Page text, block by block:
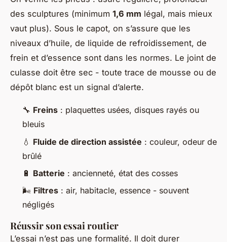
des sculptures (minimum 1,6 mm légal, mais mieux
vaut plus). Sous le capot, on s’assure que les
niveaux d’huile, de liquide de refroidissement, de
frein et d’essence sont dans les normes. Le joint de
culasse doit être sec - toute trace de mousse ou de
dépôt blanc est un signal d’alerte.
🔧 Freins : plaquettes usées, disques rayés ou
bleuis
💧 Fluide de direction assistée : couleur, odeur de
brûlé
🔋 Batterie : ancienneté, état des cosses
🌬️ Filtres : air, habitacle, essence - souvent
négligés
Réussir son essai routier
L’essai n’est pas une formalité. Il doit durer